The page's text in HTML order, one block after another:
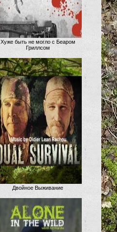
Хуже быть не могло с Беаром
Гриллсом
Двойное Выживание